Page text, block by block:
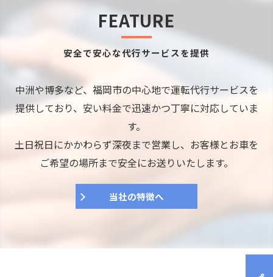
安全で安心な代行サービスを提供
FEATURE
中洲や博多など、福岡市の中心地で運転代行サービスを
提供しており、安い料金で迅速かつ丁寧に対応していま
す。
土日祝日にかかわらず深夜まで営業し、お客様とお車を
ご希望の場所まで安全にお送りいたします。
当社の特徴へ